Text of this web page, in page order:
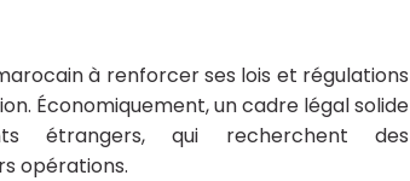
à renforcer ses lois et régulations
Économiquement, un cadre légal solide
étrangers, qui recherchent des
opérations.